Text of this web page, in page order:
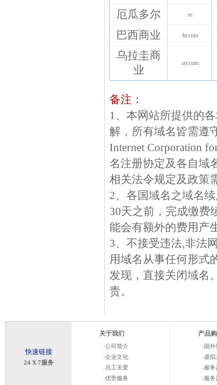
厄瓜多尔 .ec
巴西商业 .br.com
乌拉圭商
业
.uy.com
备注：
1、本网站所提供的
解，所有域名皆需遵
Internet Corporation
名注册协定及各自域
相关法令规定及政策
2、各国域名之域名
30天之前，完成缴费
能会有额外的费用产
3、不接受违法,非法
用域名从事任何形式
发现，直接关闭域名
责。
快速链接
24 X 7服务
关于我们
-公司简介
-企业文化
-员工关爱
-优势服务
产品
-国
-虚拟
-服务
-服务